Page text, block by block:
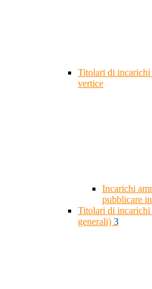
Titolari di
vertice
Incarichi
pubblicare
Titolari di
generali) 3